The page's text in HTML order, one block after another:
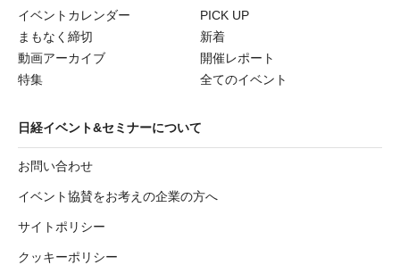
イベントカレンダー
PICK UP
まもなく締切
新着
動画アーカイブ
開催レポート
特集
全てのイベント
日経イベント&セミナーについて
お問い合わせ
イベント協賛をお考えの企業の方へ
サイトポリシー
クッキーポリシー